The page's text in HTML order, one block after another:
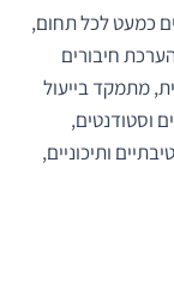
כמעט לכל תחום,
חיבורים
מתמקד בייעול
וסטודנטים,
ותיכוניים,